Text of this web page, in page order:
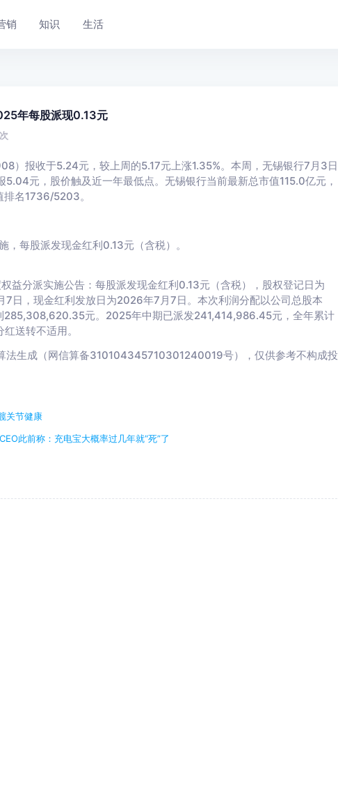
销 知识 生活
年每股派现0.13元
次
）报收于5.24元，较上周的5.17元上涨1.35%。本周，无锡银行7月3日
元，股价触及近一年最低点。无锡银行当前最新总市值115.0亿元，
名1736/5203。
每股派发现金红利0.13元（含税）。
益分派实施公告：每股派发现金红利0.13元（含税），股权登记日为
日，现金红利发放日为2026年7月7日。本次利润分配以公司总股本
285,308,620.35元。2025年中期已派发241,414,986.45元，全年累计
送转不适用。
法生成（网信算备310104345710301240019号），仅供参考不构成投
关节健康
此前称：充电宝大概率过几年就“死”了